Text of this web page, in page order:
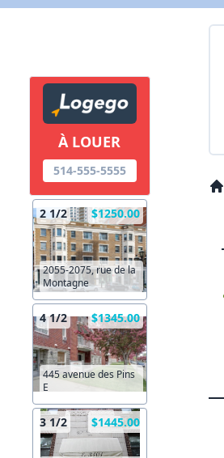
À LOUER
514-555-5555
2 1/2 $1250.00
2055-2075, rue de la
Montagne
4 1/2 $1345.00
445 avenue des Pins
E
3 1/2 $1445.00